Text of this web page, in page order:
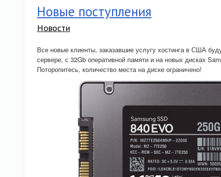
Новые поступления
Новости
Все новые клиенты, заказавшие услугу хостинга в США
сервере, с 32Gb оперативной памяти и на новых дисках
Поторопитесь, количество места на диске ограничено!